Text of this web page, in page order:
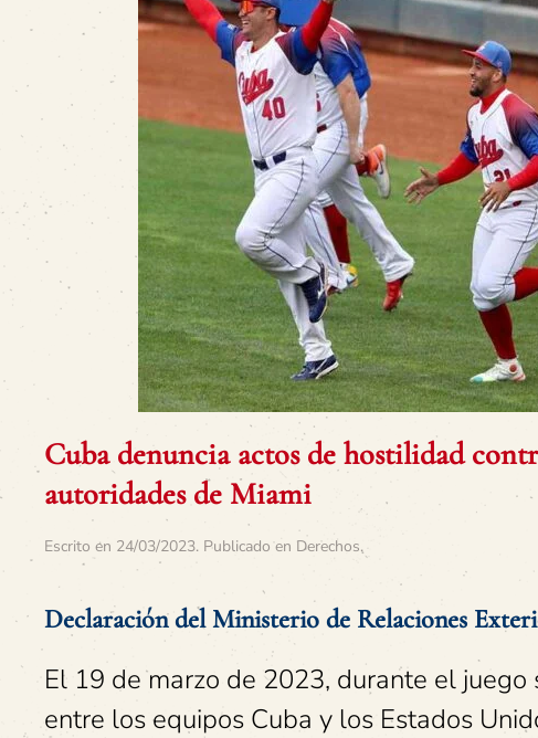
Cuba denuncia actos de hostilidad
autoridades de Miami
Escrito en 24/03/2023. Publicado en Derechos.
Declaración del Ministerio de Relaciones
El 19 de marzo de 2023, durante el
entre los equipos Cuba y los Estados